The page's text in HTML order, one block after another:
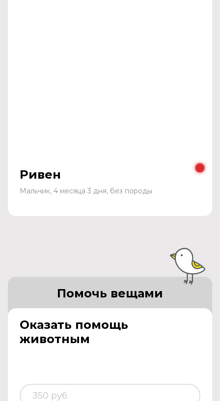
Ривен
Мальчик, 4 месяца 3 дня, без породы
Оказать помощь
животным
Помочь вещами